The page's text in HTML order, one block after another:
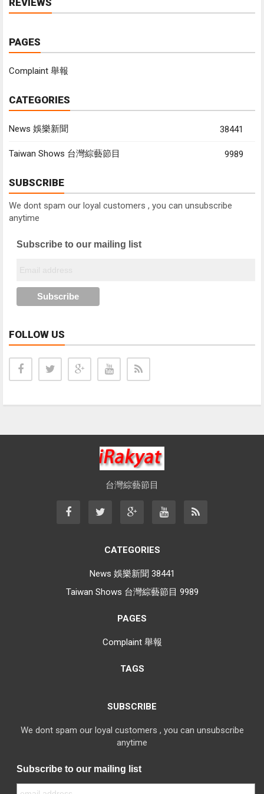
REVIEWS
PAGES
Complaint 舉報
CATEGORIES
News 娛樂新聞 38441
Taiwan Shows 台灣綜藝節目 9989
SUBSCRIBE
We dont spam our loyal customers , you can unsubscribe
anytime
Subscribe to our mailing list
FOLLOW US
台灣綜藝節目
CATEGORIES
News 娛樂新聞 38441
Taiwan Shows 台灣綜藝節目 9989
PAGES
Complaint 舉報
TAGS
SUBSCRIBE
We dont spam our loyal customers , you can unsubscribe
anytime
Subscribe to our mailing list